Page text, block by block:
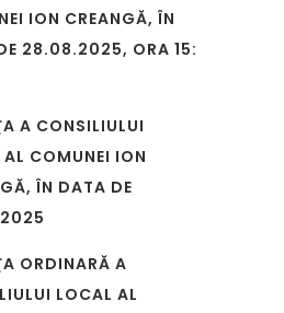
ION CREANGĂ, ÎN
28.08.2025, ORA 15:
A CONSILIULUI
COMUNEI ION
ÎN DATA DE
ORDINARĂ A
LOCAL AL